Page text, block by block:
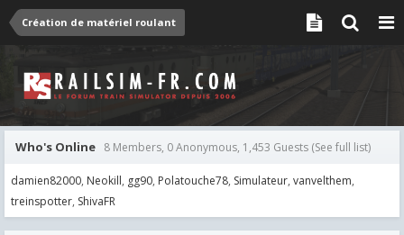
Création de matériel roulant
Who's Online 8 Members, 0 Anonymous, 1,453 Guests (See full list)
damien82000 Neokill gg90 Polatouche78 Simulateur vanvelthem
treinspotter ShivaFR